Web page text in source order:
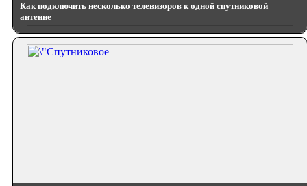
Как подключить несколько телевизоров к одной спутниковой
антенне